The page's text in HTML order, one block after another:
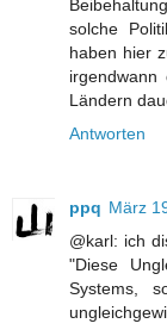
solche
haben hier
Ländern
Antworten
ppq März
@karl: ich
"Diese
Systems,